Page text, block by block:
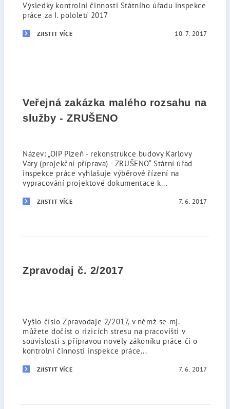
Výsledky kontrolní činnosti Státního úřadu inspekce
práce za I. pololetí 2017
ZJISTIT VÍCE 10. 7. 2017
Veřejná zakázka malého rozsahu na
služby - ZRUŠENO
Název: „OIP Plzeň - rekonstrukce budovy Karlovy
Vary (projekční příprava) - ZRUŠENO“ Státní úřad
inspekce práce vyhlašuje výběrové řízení na
vypracování projektové dokumentace k...
ZJISTIT VÍCE 7. 6. 2017
Zpravodaj č. 2/2017
Vyšlo číslo Zpravodaje 2/2017, v němž se mj.
můžete dočíst o rizicích stresu na pracovišti v
souvislosti s přípravou novely zákoníku práce či o
kontrolní činnosti inspekce práce...
ZJISTIT VÍCE 7. 6. 2017